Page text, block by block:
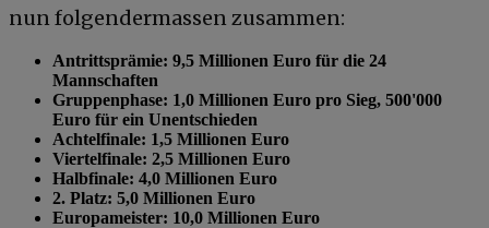
nun folgendermassen zusammen:
Antrittsprämie: 9,5 Millionen Euro für die 24
Mannschaften
Gruppenphase: 1,0 Millionen Euro pro Sieg, 500'000
Euro für ein Unentschieden
Achtelfinale: 1,5 Millionen Euro
Viertelfinale: 2,5 Millionen Euro
Halbfinale: 4,0 Millionen Euro
2. Platz: 5,0 Millionen Euro
Europameister: 10,0 Millionen Euro